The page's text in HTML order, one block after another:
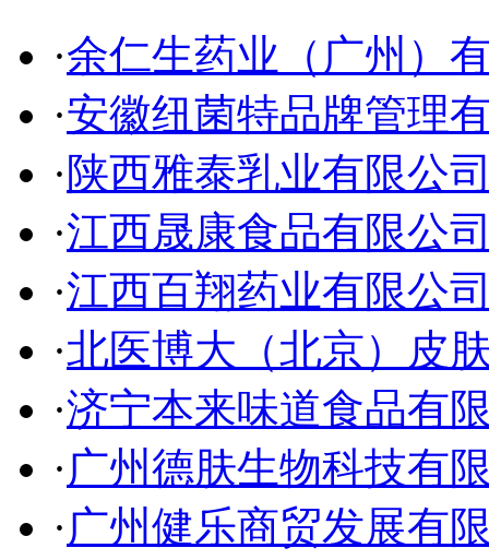
·余仁生药业（广州）
·安徽纽菌特品牌管理
·陕西雅泰乳业有限公
·江西晟康食品有限公
·江西百翔药业有限公
·北医博大（北京）皮
·济宁本来味道食品有
·广州德肤生物科技有
·广州健乐商贸发展有